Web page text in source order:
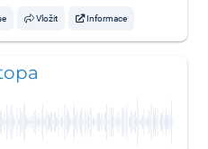
Vložit Informace